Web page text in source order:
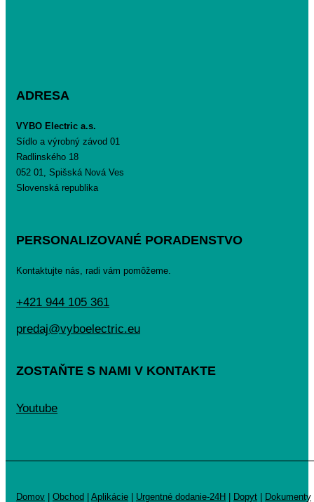
ADRESA
VYBO Electric a.s.
Sídlo a výrobný závod 01
Radlinského 18
052 01, Spišská Nová Ves
Slovenská republika
PERSONALIZOVANÉ PORADENSTVO
Kontaktujte nás, radi vám pomôžeme.
+421 944 105 361
predaj@vyboelectric.eu
ZOSTAŇTE S NAMI V KONTAKTE
Youtube
Domov | Obchod | Aplikácie | Urgentné dodanie-24H | Dopyt | Dokumenty